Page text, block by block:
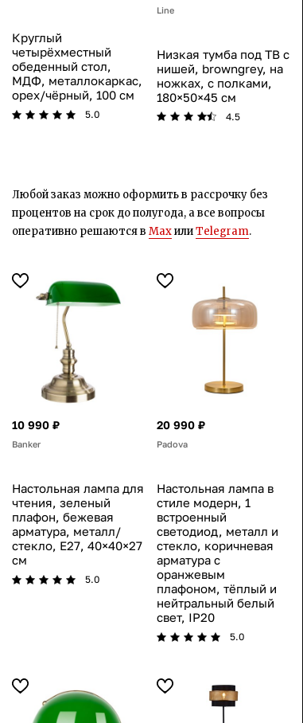
Круглый
четырёхместный
обеденный стол,
МДФ, металлокаркас,
орех/чёрный, 100 см
5.0
Line
Низкая тумба под ТВ с
нишей, browngrey, на
ножках, с полками,
180×50×45 см
4.5
Любой заказ можно оформить в рассрочку без
процентов на срок до полугода, а все вопросы
оперативно решаются в MaxилиTelegram.
10 990 ₽
Banker
Настольная лампа для
чтения, зеленый
плафон, бежевая
арматура, металл/
стекло, E27, 40×40×27
см
5.0
20 990 ₽
Padova
Настольная лампа в
стиле модерн, 1
встроенный
светодиод, металл и
стекло, коричневая
арматура с
оранжевым
плафоном, тёплый и
нейтральный белый
свет, IP20
5.0